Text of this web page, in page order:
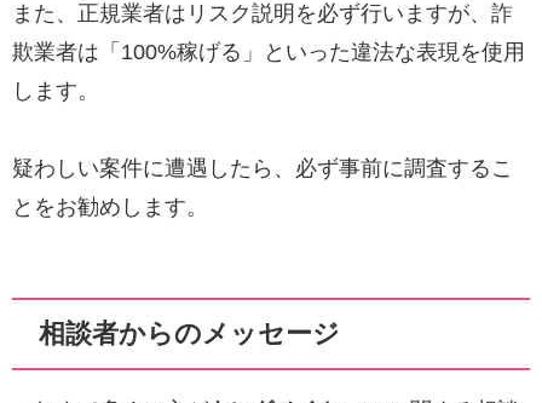
また、正規業者はリスク説明を必ず行いますが、詐
欺業者は「100%稼げる」といった違法な表現を使用
します。
疑わしい案件に遭遇したら、必ず事前に調査するこ
とをお勧めします。
相談者からのメッセージ